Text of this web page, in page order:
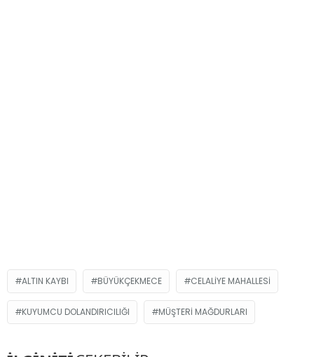
ALTIN KAYBI BÜYÜKÇEKMECE CELALIYE MAHALLESI
KUYUMCU DOLANDIRICILIĞI MÜŞTERI MAĞDURLARI